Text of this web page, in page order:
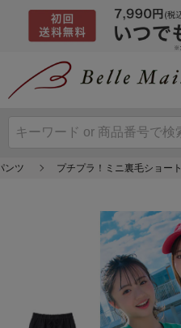
ンツ プチプラ！ミニ裏毛ショー